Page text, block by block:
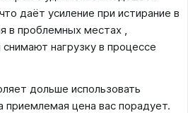
даёт усиление при истирание в
в проблемных местах ,
нагрузку в процессе
дольше использовать
цена вас порадует.